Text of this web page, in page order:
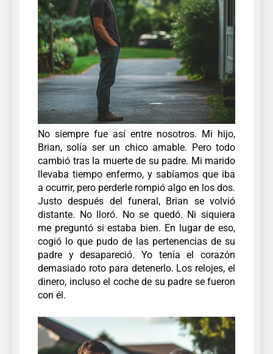
No siempre fue así entre nosotros. Mi hijo,
Brian, solía ser un chico amable. Pero todo
cambió tras la muerte de su padre. Mi marido
llevaba tiempo enfermo, y sabíamos que iba
a ocurrir, pero perderle rompió algo en los dos.
Justo después del funeral, Brian se volvió
distante. No lloró. No se quedó. Ni siquiera
me preguntó si estaba bien. En lugar de eso,
cogió lo que pudo de las pertenencias de su
padre y desapareció. Yo tenía el corazón
demasiado roto para detenerlo. Los relojes, el
dinero, incluso el coche de su padre se fueron
con él.